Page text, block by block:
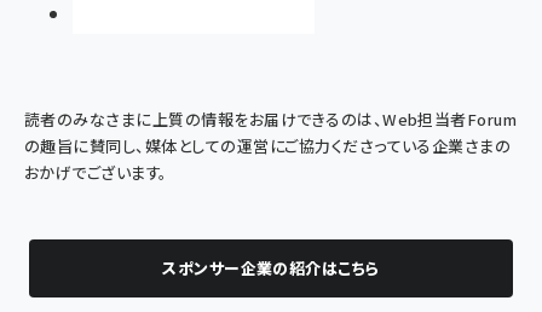
読者のみなさまに上質の情報をお届けできるのは、Web担当者Forum
の趣旨に賛同し、媒体としての運営にご協力くださっている企業さまの
おかげでございます。
スポンサー企業の紹介はこちら